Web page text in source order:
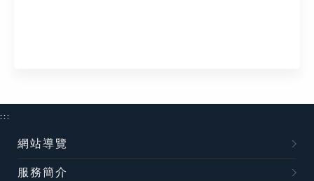
:::
網站導覽
服務簡介